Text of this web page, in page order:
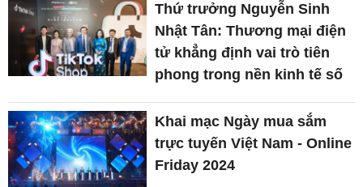
Thứ trưởng Nguyễn Sinh
Nhật Tân: Thương mại điện
tử khẳng định vai trò tiên
phong trong nền kinh tế số
Khai mạc Ngày mua sắm
trực tuyến Việt Nam - Online
Friday 2024